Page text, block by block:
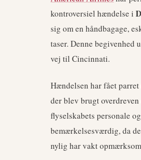
kontroversiel hændelse i
sig om en håndbagage,
taser. Denne begivenhed
vej til Cincinnati.
Hændelsen har fået
der blev brugt
flyselskabets personale
bemærkelsesværdig, da
nylig har vakt